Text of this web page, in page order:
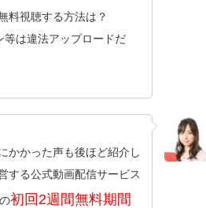
料視聴する方法は？
は違法アップロードだ
かかった声も後ほど紹介し
する公式動画配信サービス
初回2週間無料期間